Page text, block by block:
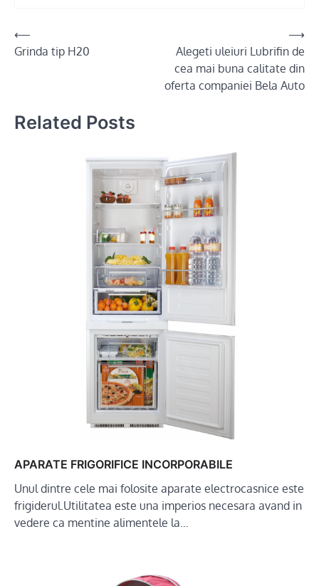
Post
navigation
⟵
Grinda tip H20
Alegeti uleiuri Lubrifin de
cea mai buna calitate din
oferta companiei Bela Auto
⟶
Related Posts
APARATE FRIGORIFICE INCORPORABILE
Unul dintre cele mai folosite aparate electrocasnice este
frigiderul.Utilitatea este una imperios necesara avand in
vedere ca mentine alimentele la…